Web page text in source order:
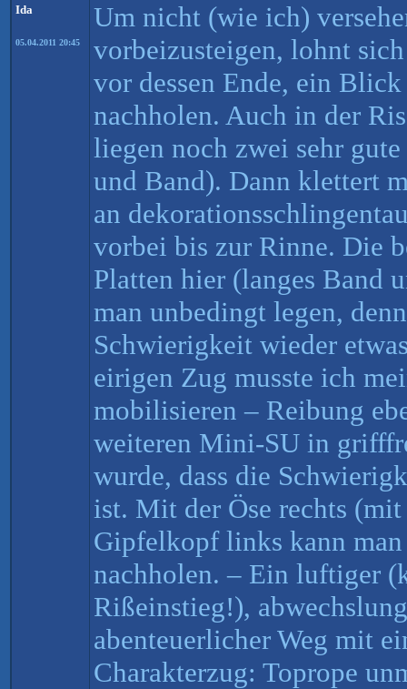
Ida
05.04.2011 20:45
Um nicht (wie ich)
vorbeizusteigen, lohnt
vor dessen Ende, ein
nachholen. Auch in der
liegen noch zwei sehr
und Band). Dann klettert
an
vorbei bis zur Rinne. Die
Platten hier (langes Band
man unbedingt legen,
Schwierigkeit wieder
eirigen Zug musste ich
mobilisieren – Reibung
weiteren Mini-SU in
wurde, dass die
ist. Mit der Öse rechts
Gipfelkopf links kann man
nachholen. – Ein luftiger
Rißeinstieg!),
abenteuerlicher Weg mit
Charakterzug: Toprope